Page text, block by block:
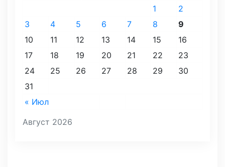
Август 2026
« Июл
1
2
3
4 5 6 7 8
9
10
11 12 13 14 15
16
17
18 19 20 21 22
23
24
25 26 27 28 29
30
31